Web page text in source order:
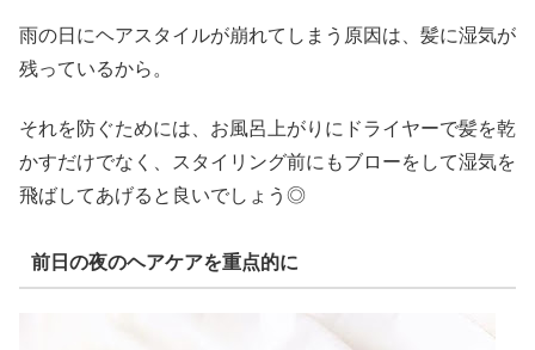
雨の日にヘアスタイルが崩れてしまう原因は、髪に湿気が
残っているから。
それを防ぐためには、お風呂上がりにドライヤーで髪を乾
かすだけでなく、スタイリング前にもブローをして湿気を
飛ばしてあげると良いでしょう◎
前日の夜のヘアケアを重点的に